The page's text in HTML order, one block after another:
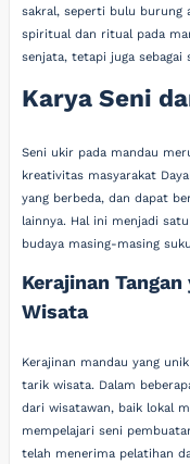
sakral, seperti bulu burung
spiritual dan ritual pada
senjata, tetapi juga
Karya Seni
Seni ukir pada mandau
kreativitas masyarakat
yang berbeda, dan dapat
lainnya. Hal ini menjadi
budaya masing-masing
Kerajinan
Wisata
Kerajinan mandau yang
tarik wisata. Dalam
dari wisatawan, baik lokal
mempelajari seni
telah menerima pelatihan